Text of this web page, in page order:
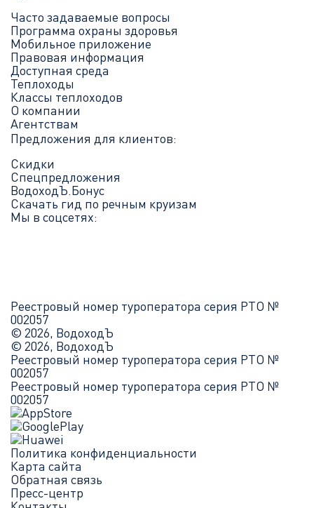
Часто задаваемые вопросы
Программа охраны здоровья
Мобильное приложение
Правовая информация
Доступная среда
Теплоходы
Классы теплоходов
О компании
Агентствам
Предложения для клиентов:
Скидки
Спецпредложения
ВодоходЪ.Бонус
Скачать гид по речным круизам
Мы в соцсетях:
Реестровый номер туроператора серия РТО №
002057
© 2026, ВодоходЪ
© 2026, ВодоходЪ
Реестровый номер туроператора серия РТО №
002057
Реестровый номер туроператора серия РТО №
002057
Политика конфиденциальности
Карта сайта
Обратная связь
Пресс-центр